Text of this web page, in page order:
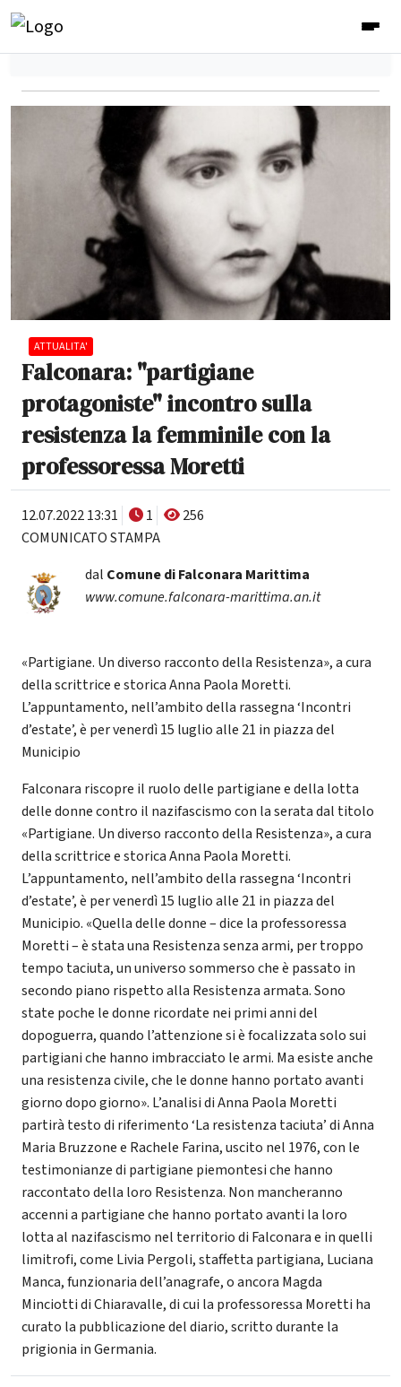
ATTUALITA'
Falconara: "partigiane
protagoniste" incontro sulla
resistenza la femminile con la
professoressa Moretti
12.07.2022 13:31 1
256
COMUNICATO STAMPA
dal Comune di Falconara Marittima
www.comune.falconara-marittima.an.it
«Partigiane. Un diverso racconto della Resistenza», a cura
della scrittrice e storica Anna Paola Moretti.
L’appuntamento, nell’ambito della rassegna ‘Incontri
d’estate’, è per venerdì 15 luglio alle 21 in piazza del
Municipio
Falconara riscopre il ruolo delle partigiane e della lotta
delle donne contro il nazifascismo con la serata dal titolo
«Partigiane. Un diverso racconto della Resistenza», a cura
della scrittrice e storica Anna Paola Moretti.
L’appuntamento, nell’ambito della rassegna ‘Incontri
d’estate’, è per venerdì 15 luglio alle 21 in piazza del
Municipio. «Quella delle donne – dice la professoressa
Moretti – è stata una Resistenza senza armi, per troppo
tempo taciuta, un universo sommerso che è passato in
secondo piano rispetto alla Resistenza armata. Sono
state poche le donne ricordate nei primi anni del
dopoguerra, quando l’attenzione si è focalizzata solo sui
partigiani che hanno imbracciato le armi. Ma esiste anche
una resistenza civile, che le donne hanno portato avanti
giorno dopo giorno». L’analisi di Anna Paola Moretti
partirà testo di riferimento ‘La resistenza taciuta’ di Anna
Maria Bruzzone e Rachele Farina, uscito nel 1976, con le
testimonianze di partigiane piemontesi che hanno
raccontato della loro Resistenza. Non mancheranno
accenni a partigiane che hanno portato avanti la loro
lotta al nazifascismo nel territorio di Falconara e in quelli
limitrofi, come Livia Pergoli, staffetta partigiana, Luciana
Manca, funzionaria dell’anagrafe, o ancora Magda
Minciotti di Chiaravalle, di cui la professoressa Moretti ha
curato la pubblicazione del diario, scritto durante la
prigionia in Germania.